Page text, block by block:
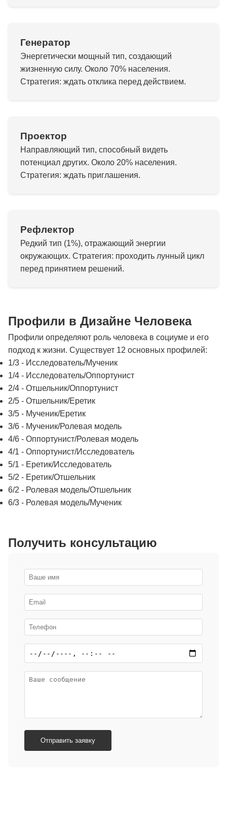
Генератор
Энергетически мощный тип, создающий
жизненную силу. Около 70% населения.
Стратегия: ждать отклика перед действием.
Проектор
Направляющий тип, способный видеть
потенциал других. Около 20% населения.
Стратегия: ждать приглашения.
Рефлектор
Редкий тип (1%), отражающий энергии
окружающих. Стратегия: проходить лунный цикл
перед принятием решений.
Профили в Дизайне Человека
Профили определяют роль человека в социуме и его
подход к жизни. Существует 12 основных профилей:
1/3 - Исследователь/Мученик
1/4 - Исследователь/Оппортунист
2/4 - Отшельник/Оппортунист
2/5 - Отшельник/Еретик
3/5 - Мученик/Еретик
3/6 - Мученик/Ролевая модель
4/6 - Оппортунист/Ролевая модель
4/1 - Оппортунист/Исследователь
5/1 - Еретик/Исследователь
5/2 - Еретик/Отшельник
6/2 - Ролевая модель/Отшельник
6/3 - Ролевая модель/Мученик
Получить консультацию
Отправить заявку